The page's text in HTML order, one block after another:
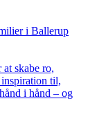
i Ballerup
skabe ro,
til,
i hånd – og